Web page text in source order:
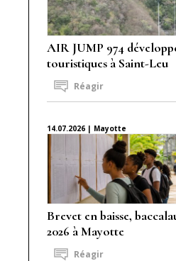
AIR JUMP 974
touristiques à Saint-Leu
Réagir
14.07.2026 | Mayotte
Brevet en baisse,
2026 à Mayotte
Réagir